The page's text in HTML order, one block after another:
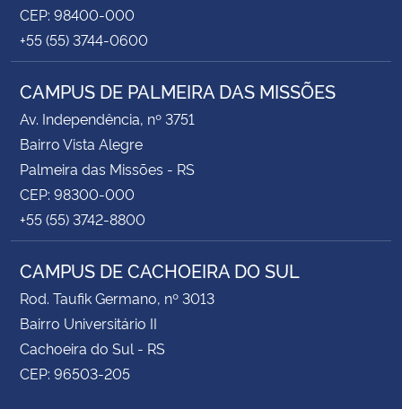
CEP: 98400-000
+55 (55) 3744-0600
CAMPUS DE PALMEIRA DAS MISSÕES
Av. Independência, nº 3751
Bairro Vista Alegre
Palmeira das Missões - RS
CEP: 98300-000
+55 (55) 3742-8800
CAMPUS DE CACHOEIRA DO SUL
Rod. Taufik Germano, nº 3013
Bairro Universitário II
Cachoeira do Sul - RS
CEP: 96503-205